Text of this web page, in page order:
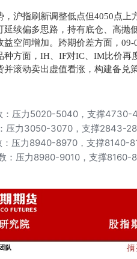
，沪指刷新调整低点但4050点
延续偏多思路，持有底仓、高抛
益空间增加。跨期价差方面，
种方面，IH、IF对IC、IM比价
滚动卖出虚值看涨，构建备兑
：压力5020-5040，支撑4730-
压力3050-3070，支撑2843-
：压力8940-8970，支撑8140-
：压力8980-9010，支撑8160-
运团队 【行情复盘】 作者：李彦森
震荡反弹，沪指收盘小幅上涨
仓均为上升。 【重要资讯】 投资
动50和500。资金方面，主要指数